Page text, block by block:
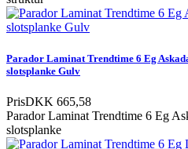
Parador Laminat Trendtime 6 Eg
slotsplanke Gulv
PrisDKK 665,58
Parador Laminat Trendtime 6 Eg
slotsplanke